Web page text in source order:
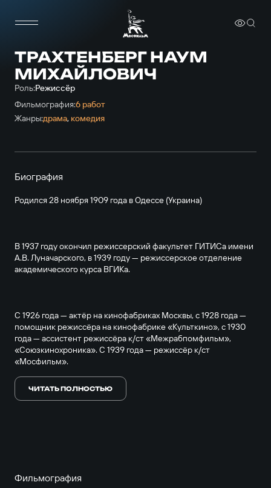
ТРАХТЕНБЕРГ НАУМ
МИХАЙЛОВИЧ
Роль:Режиссёр
Фильмография:6 работ
Жанры:драма, комедия
Биография
Родился 28 ноября 1909 года в Одессе (Украина)
В 1937 году окончил режиссерский факультет ГИТИСа имени
А.В. Луначарского, в 1939 году — режиссерское отделение
академического курса ВГИКа.
С 1926 года — актёр на кинофабриках Москвы, с 1928 года —
помощник режиссёра на кинофабрике «Культкино», с 1930
года — ассистент режиссёра к/ст «Межрабпомфильм»,
«Союзкинохроника». С 1939 года — режиссёр к/ст
«Мосфильм».
ЧИТАТЬ ПОЛНОСТЬЮ
Фильмография